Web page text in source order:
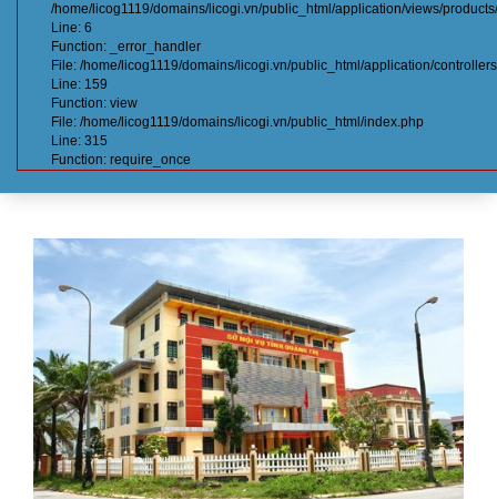
/home/licog1119/domains/licogi.vn/public_html/application/views/
Line: 6
Function: _error_handler
File: /home/licog1119/domains/licogi.vn/public_html/application/
Line: 159
Function: view
File: /home/licog1119/domains/licogi.vn/public_html/index.php
Line: 315
Function: require_once